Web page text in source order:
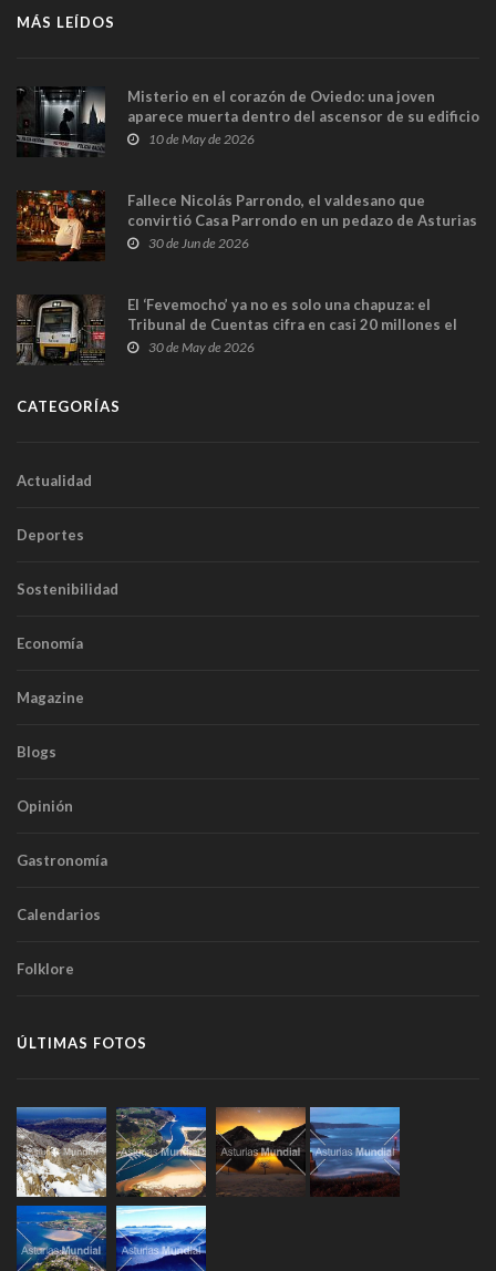
MÁS LEÍDOS
Misterio en el corazón de Oviedo: una joven
aparece muerta dentro del ascensor de su edificio
y las cámaras captan sus últimos minutos
10 de May de 2026
Fallece Nicolás Parrondo, el valdesano que
convirtió Casa Parrondo en un pedazo de Asturias
en Madrid
30 de Jun de 2026
El ‘Fevemocho’ ya no es solo una chapuza: el
Tribunal de Cuentas cifra en casi 20 millones el
sobrecoste de los trenes que no cabían por los
30 de May de 2026
CATEGORÍAS
Actualidad
Deportes
Sostenibilidad
Economía
Magazine
Blogs
Opinión
Gastronomía
Calendarios
Folklore
ÚLTIMAS FOTOS